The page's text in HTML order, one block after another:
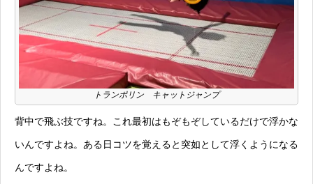
トランポリン キャットジャンプ
背中で飛ぶ技ですね。これ最初はもぞもぞしているだけで浮かな
いんですよね。ある日コツを覚えると突如として浮くようになる
んですよね。